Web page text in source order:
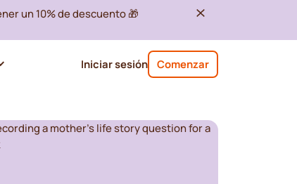
un 10% de descuento 🎁
Iniciar sesión Comenzar